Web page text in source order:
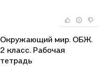
Окружающий мир. ОБЖ.
2 класс. Рабочая
тетрадь